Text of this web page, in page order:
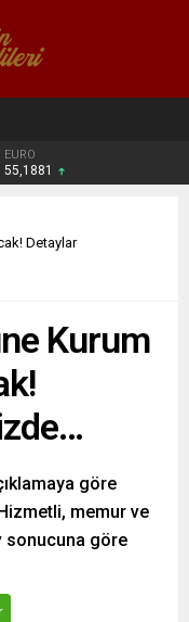
EURO
55,1881
Detaylar
Kurum
göre
memur ve
sonucuna göre